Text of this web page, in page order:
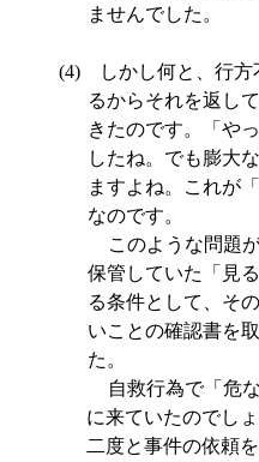
ませんでした。
(4)しかし何と、行方
るからそれを返し
きたのです。「や
したね。でも膨大
ますよね。これが
なのです。
このような問題
保管していた「見
る条件として、そ
いことの確認書を
た。
自救行為で「危
に来ていたのでし
二度と事件の依頼